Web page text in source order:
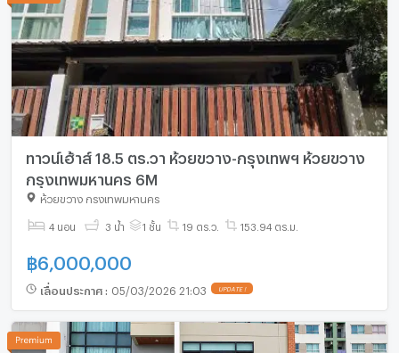
ทาวน์เฮ้าส์ 18.5 ตร.วา ห้วยขวาง-กรุงเทพฯ ห้วยขวาง
กรุงเทพมหานคร 6M
ห้วยขวาง กรุงเทพมหานคร
4 นอน 3 น้ำ 1 ชั้น 19 ตร.ว. 153.94 ตร.ม.
฿6,000,000
เลื่อนประกาศ : 05/03/2026 21:03 UPDATE !